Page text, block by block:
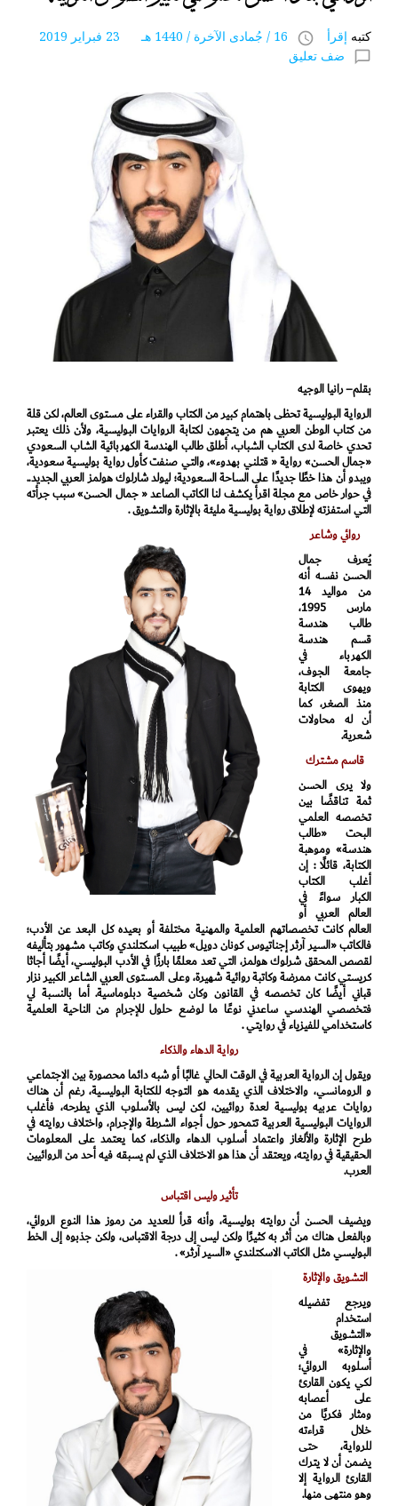
كتبه إقرأ access_time 16 / جُمادى اﻵخرة / 1440 هـ 23 فبراير 2019
chat_bubble_outline ضف تعليق
بقلم– رانيا الوجيه
الرواية البوليسية تحظى باهتمام كبير من الكتاب والقراء على مستوى العالم، لكن قلة
من كتاب الوطن العربي هم من يتجهون لكتابة الروايات البوليسية، ولأن ذلك يعتبر
تحدي خاصة لدى الكتاب الشباب، أطلق طالب الهندسة الكهربائية الشاب السعودي
«جمال الحسن» رواية « قتلني بهدوء»، والتي صنفت كأول رواية بوليسية سعودية،
ويبدو أن هذا خطًا جديدًا على الساحة السعودية؛ ليولد شارلوك هولمز العربي الجديد..
في حوار خاص مع مجلة اقرأ يكشف لنا الكاتب الصاعد « جمال الحسن» سبب جرأته
التي استفزته لإطلاق رواية بوليسية مليئة بالإثارة والتشويق .
روائي وشاعر
يُعرف جمال
الحسن نفسه أنه
من مواليد 14
مارس 1995،
طالب هندسة
قسم هندسة
الكهرباء في
جامعة الجوف،
ويهوى الكتابة
منذ الصغر، كما
أن له محاولات
شعرية.
قاسم مشترك
ولا يرى الحسن
ثمة تناقضًا بين
تخصصه العلمي
البحت «طالب
هندسة» وموهبة
الكتابة، قائلًا : إن
أغلب الكتاب
الكبار سواءً في
العالم العربي أو
العالم كانت تخصصاتهم العلمية والمهنية مختلفة أو بعيده كل البعد عن الأدب؛
فالكاتب «السير آرثر إجناتيوس كونان دويل» طبيب اسكتلندي وكاتب مشهور بتأليفه
لقصص المحقق شرلوك هولمز، التي تعد معلمًا بارزًا في الأدب البوليسي، أيضًا أجاثا
كريستي كانت ممرضة وكاتبة روائية شهيرة، وعلى المستوى العربي الشاعر الكبير نزار
قباني أيضًا كان تخصصه في القانون وكان شخصية دبلوماسية. أما بالنسبة لي
فتخصصي الهندسي ساعدني نوعًا ما لوضع حلول للإجرام من الناحية العلمية
كاستخدامي للفيزياء في روايتي .
رواية الدهاء والذكاء
ويقول إن الرواية العربية في الوقت الحالي غالبًا أو شبه دائما محصورة بين الاجتماعي
و الرومانسي، والاختلاف الذي يقدمه هو التوجه للكتابة البوليسية، رغم أن هناك
روايات عربيه بوليسية لعدة روائيين، لكن ليس بالأسلوب الذي يطرحه، فأغلب
الروايات البوليسية العربية تتمحور حول أجواء الشرطة والإجرام، واختلاف روايته في
طرح الإثارة والألغاز واعتماد أسلوب الدهاء والذكاء، كما يعتمد على المعلومات
الحقيقية في روايته، ويعتقد أن هذا هو الاختلاف الذي لم يسبقه فيه أحد من الروائيين
العرب.
تأثير وليس اقتباس
ويضيف الحسن أن روايته بوليسية، وأنه قرأ للعديد من رموز هذا النوع الروائي،
وبالفعل هناك من أثر به كثيرًا ولكن ليس إلى درجة الاقتباس، ولكن جذبوه إلى الخط
البوليسي مثل الكاتب الاسكتلندي «السير آرثر» .
التشويق والإثارة
ويرجع تفضيله
استخدام
«التشويق
والإثارة» في
أسلوبه الروائي؛
لكي يكون القارئ
على أعصابه
ومثار فكريًا من
خلال قراءته
للرواية، حتى
يضمن أن لا يترك
القارئ الرواية إلا
وهو منتهى منها.